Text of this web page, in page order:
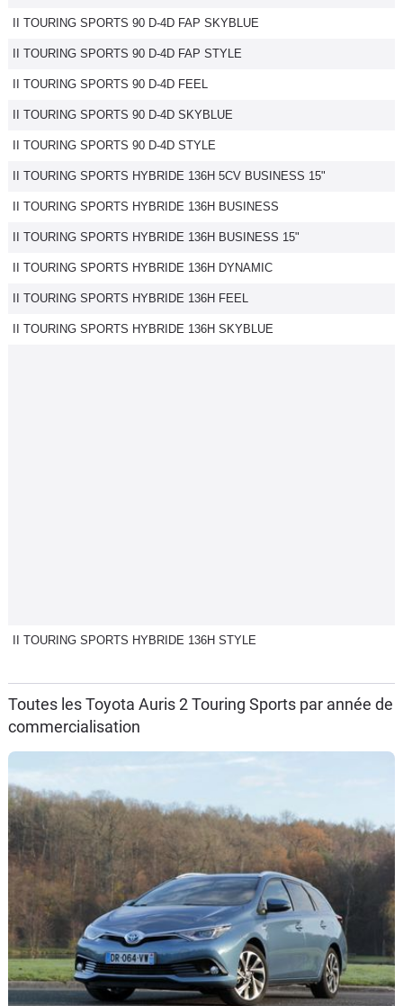
II TOURING SPORTS 90 D-4D FAP SKYBLUE
II TOURING SPORTS 90 D-4D FAP STYLE
II TOURING SPORTS 90 D-4D FEEL
II TOURING SPORTS 90 D-4D SKYBLUE
II TOURING SPORTS 90 D-4D STYLE
II TOURING SPORTS HYBRIDE 136H 5CV BUSINESS 15"
II TOURING SPORTS HYBRIDE 136H BUSINESS
II TOURING SPORTS HYBRIDE 136H BUSINESS 15"
II TOURING SPORTS HYBRIDE 136H DYNAMIC
II TOURING SPORTS HYBRIDE 136H FEEL
II TOURING SPORTS HYBRIDE 136H SKYBLUE
II TOURING SPORTS HYBRIDE 136H STYLE
Toutes les Toyota Auris 2 Touring Sports par année de
commercialisation